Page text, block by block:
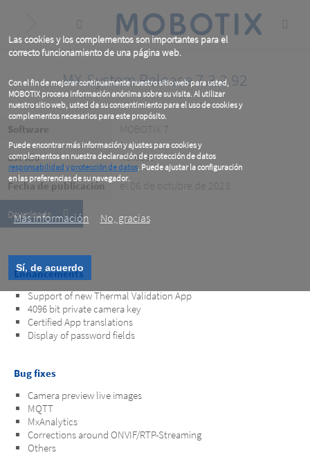
Las cookies y los complementos son importantes para el
correcto funcionamiento de una página web.
Con el fin de mejorar continuamente nuestro sitio web para usted,
MOBOTIX procesa información anónima sobre su visita. Al utilizar
nuestro sitio web, usted da su consentimiento para el uso de cookies y
complementos necesarios para este propósito.
Puede encontrar más información y ajustes para cookies y
complementos en nuestra declaración de protección de datos
responsabilidad y protección de datos. Puede ajustar la configuración
en las preferencias de su navegador.
.
Más información
No, gracias
Sí, de acuerdo
content
MX-System Release 7.3.2.92
Software MOBOTIX 7
Estado Release
Fecha de publicación el 06 de octubre de 2023
Downloads
Enhancements
Support of new Thermal Validation App
4096 bit private camera key
Certified App translations
Display of password fields
Bug fixes
Camera preview live images
MQTT
MxAnalytics
Corrections around ONVIF/RTP-Streaming
Others